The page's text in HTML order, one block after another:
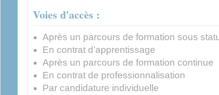
Voies d'accès :
Après un parcours de formation sous
En contrat d’apprentissage
Après un parcours de formation continue
En contrat de professionnalisation
Par candidature individuelle